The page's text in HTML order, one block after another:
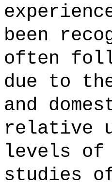
been
often
due to
and
relative
levels of
studies